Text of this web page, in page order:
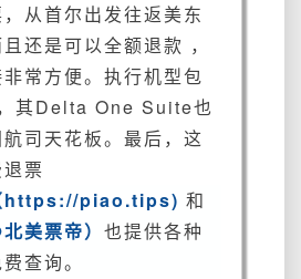
带
把
明
年
暑
假
国
也
搞
定
从首尔出发往返美东
还是可以全额退款 ，
常方便。执行机型包
其Delta One Suite也
航司天花板。 最后，这
票
https://piao.tips) 和
北美票帝） 也提供各种
查询。